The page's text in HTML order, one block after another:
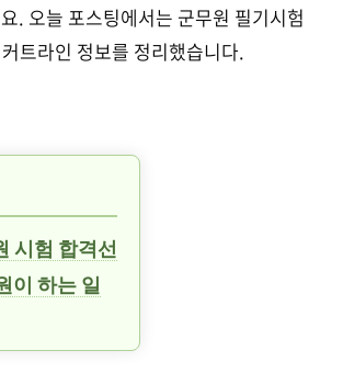
. 오늘 포스팅에서는 군무원 필기시험
커트라인 정보를 정리했습니다.
시험 합격선
이 하는 일